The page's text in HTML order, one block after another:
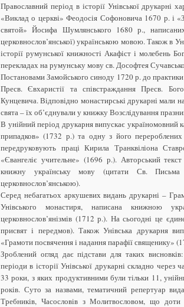
Православний період в історії Унівської друкарні
«Виклад о церкві» Феодосія Софоновича 1670 р. і
святой» Йосифа Шумлянського 1680 р.,
церковнослов’янської) українською мовою. Також в
історії румунської книжності Акафіст і молебень
перекладах на румунську мову св. Дософтея
Постановами Замойського синоду 1720 р. до
Пресв. Євхаристії та співстраждання Пресв.
Кунцевича. Відповідно монастирські друкарні мали
свята – їх об’єднували у книжку Возслідування
В унійний період друкарня випускає україномовний
припадков» (1732 р.) та одну з його
передруковують праці Кирила Транквіліона
«Євангеліє учительне» (1696 р.). Авторський
книжну українську мову (цитати Св.
церковнослов’янською).
Серед небагатьох аркушевих видань друкарні –
Унівського монастиря, написана книжною
церковнослов’янізмів (1712 р.). На сьогодні це
присвят і передмов). Також Унівська друкарня
«Грамоти посвячення і надання парафії священику»
Зроблений огляд дає підстави для таких
періоди в історії Унівської друкарні складно через
33 роки, з яких продуктивними були тільки 11,
років. Суто за назвами, тематичний репертуар
Требників, Часословів з Молитвословом, що